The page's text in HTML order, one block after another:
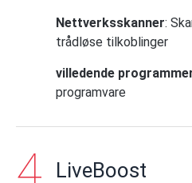
Nettverksskanner:
trådløse tilkoblinger
villedende
programvare
LiveBoost